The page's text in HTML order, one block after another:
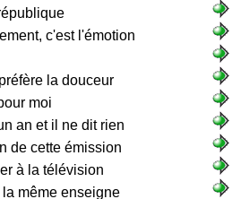
c'est l'émotion
la douceur
moi
an et il ne dit rien
de cette émission
à la télévision
même enseigne